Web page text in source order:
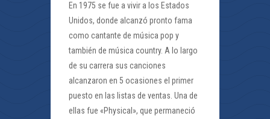
En 1975 se fue a vivir a los Estados
Unidos, donde alcanzó pronto fama
como cantante de música pop y
también de música country. A lo largo
de su carrera sus canciones
alcanzaron en 5 ocasiones el primer
puesto en las listas de ventas. Una de
ellas fue «Physical», que permaneció